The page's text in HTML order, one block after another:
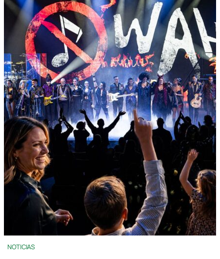
NOTICIAS